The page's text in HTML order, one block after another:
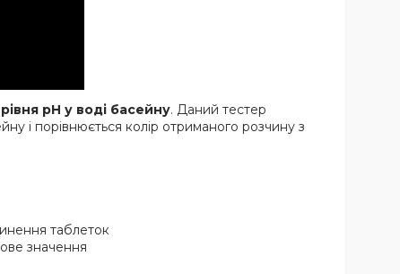
pH у воді басейну. Даний тестер
і порівнюється колір отриманого розчину з
таблеток
значення